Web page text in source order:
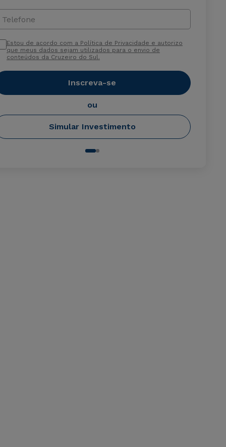
Telefone
Estou de acordo com a Política de Privacidade e autorizo
que meus dados sejam utilizados para o envio de
conteúdos da Cruzeiro do Sul.
Inscreva-se
ou
Simular Investimento